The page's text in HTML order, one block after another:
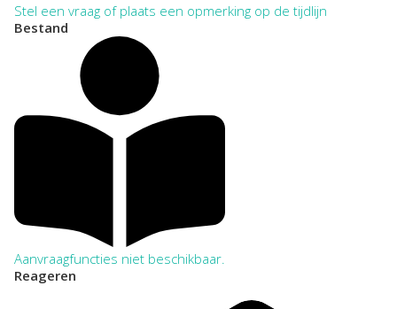
Stel een vraag of plaats een opmerking op de tijdlijn
Bestand
Aanvraagfuncties niet beschikbaar.
Reageren